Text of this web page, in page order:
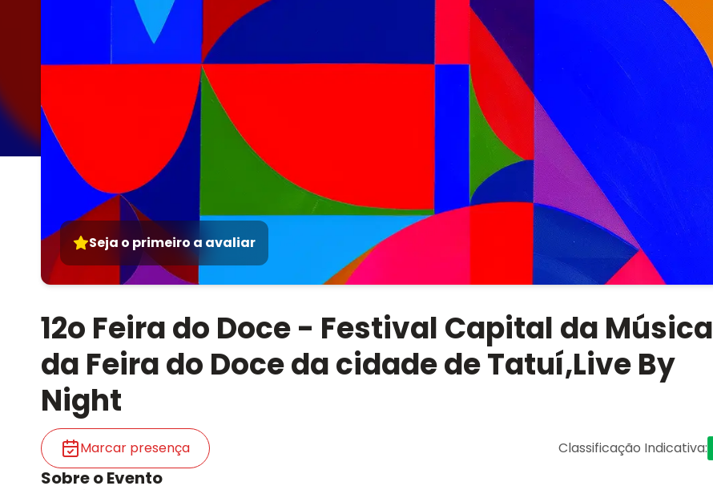
Seja o primeiro a avaliar
12o Feira do Doce - Festival Capital da Música
da Feira do Doce da cidade de Tatuí,Live By
Night
Marcar presença Classificação Indicativa:
Sobre o Evento